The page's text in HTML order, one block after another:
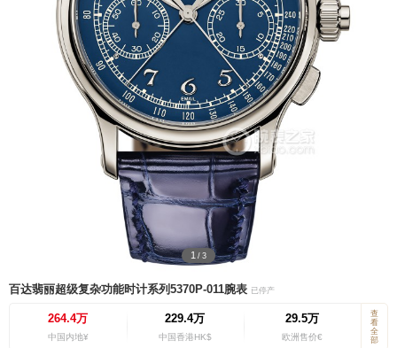
1 / 3
百达翡丽超级复杂功能时计系列5370P-011腕表 已停产
264.4万
中国内地¥
229.4万
中国香港HK$
29.5万
欧洲售价€
查
看
全
部